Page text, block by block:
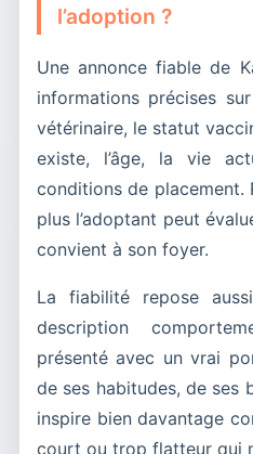
l’adoption ?
Une annonce fiable de
informations précises
vétérinaire, le statut
existe, l’âge, la vie
conditions de placement.
plus l’adoptant peut
convient à son foyer.
La fiabilité repose
description
présenté avec un vrai
de ses habitudes, de ses
inspire bien davantage
court ou trop flatteur qui